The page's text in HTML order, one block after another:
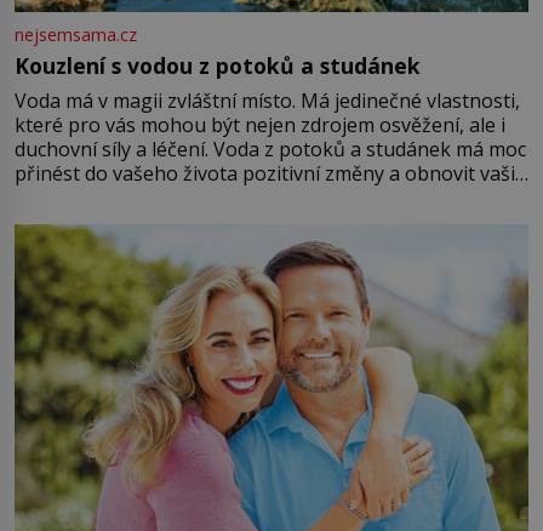
nejsemsama.cz
Kouzlení s vodou z potoků a studánek
Voda má v magii zvláštní místo. Má jedinečné vlastnosti,
které pro vás mohou být nejen zdrojem osvěžení, ale i
duchovní síly a léčení. Voda z potoků a studánek má moc
přinést do vašeho života pozitivní změny a obnovit vaši
můžete obohatit své rituály a přinést do svého života
větší harmonii a klid. Je důležité